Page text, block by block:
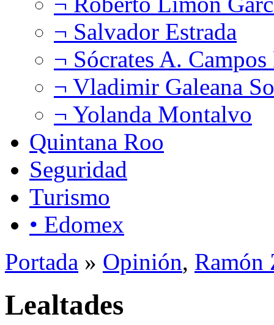
¬ Salvador Estrada
¬ Sócrates A.
¬ Vladimir Galeana
¬ Yolanda Montalvo
Quintana Roo
Seguridad
Turismo
• Edomex
Portada » Opinión, Ramón
Lealtades